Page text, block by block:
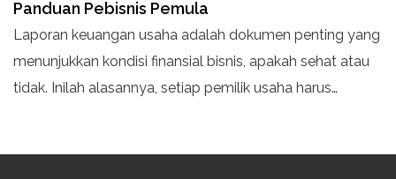
Panduan Pebisnis Pemula
Laporan keuangan usaha adalah dokumen penting yang
menunjukkan kondisi finansial bisnis, apakah sehat atau
tidak. Inilah alasannya, setiap pemilik usaha harus